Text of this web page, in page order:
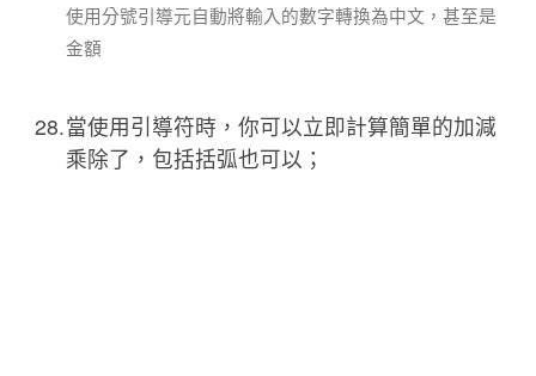
使用分號引導元自動將輸入的數字轉換為中文，甚至是
金額
當使用引導符時，你可以立即計算簡單的加減
乘除了，包括括弧也可以；